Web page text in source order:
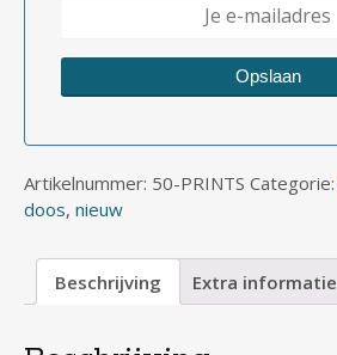
Artikelnummer: 50-PRINTS Categorie:
doos, nieuw
Beschrijving Extra informatie